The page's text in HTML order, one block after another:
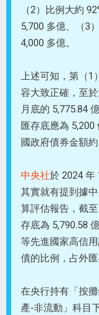
（2）比例大約
5,700 多億、（3
4,000 多億。
上述可知，第（1
容大致正確，至
月底的 5,775.84
匯存底應為
國政府債券金額約
中央社於 2024 年
其實就有提到據
算評估報告，截
存底為 5,790.58
等先進國家高信
債的比例，占外匯
在央行持有「按
產-非流動」科目